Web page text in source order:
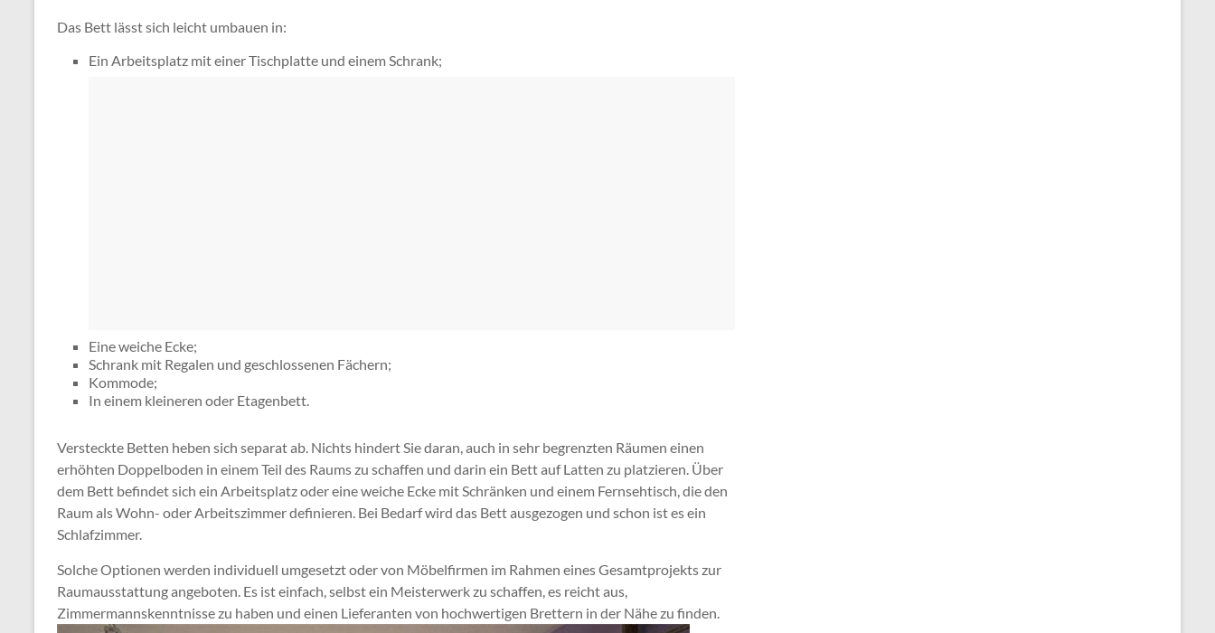
Das Bett lässt sich leicht umbauen in:
Ein Arbeitsplatz mit einer Tischplatte und einem Schrank;
Eine weiche Ecke;
Schrank mit Regalen und geschlossenen Fächern;
Kommode;
In einem kleineren oder Etagenbett.
Versteckte Betten heben sich separat ab. Nichts hindert Sie daran, auch in sehr begrenzten Räumen einen
erhöhten Doppelboden in einem Teil des Raums zu schaffen und darin ein Bett auf Latten zu platzieren. Über
dem Bett befindet sich ein Arbeitsplatz oder eine weiche Ecke mit Schränken und einem Fernsehtisch, die den
Raum als Wohn- oder Arbeitszimmer definieren. Bei Bedarf wird das Bett ausgezogen und schon ist es ein
Schlafzimmer.
Solche Optionen werden individuell umgesetzt oder von Möbelfirmen im Rahmen eines Gesamtprojekts zur
Raumausstattung angeboten. Es ist einfach, selbst ein Meisterwerk zu schaffen, es reicht aus,
Zimmermannskenntnisse zu haben und einen Lieferanten von hochwertigen Brettern in der Nähe zu finden.